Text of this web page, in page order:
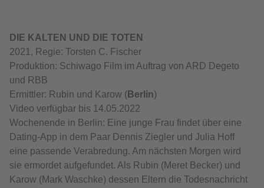
DIE KALTEN UND DIE TOTEN
2021, Regie: Torsten C. Fischer
Produktion: Schiwago Film im Auftrag von ARD Degeto
und RBB
Ermittler: Rubin und Karow (Berlin)
Video verfügbar bis 14.05.2022
Wochenende in Berlin: Eine junge Frau findet über eine
Dating-App in dem Paar Dennis Ziegler und Julia Hoff
eine passende Verabredung. Am nächsten Morgen wird
sie ermordet aufgefundet. Als Rubin (Meret Becker) und
Karow (Mark Waschke) dessen Eltern die Todesnachricht